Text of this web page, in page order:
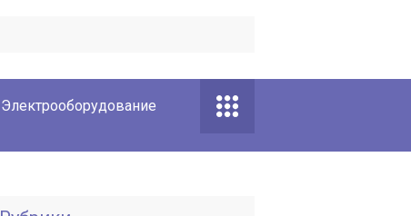
Электрооборудование